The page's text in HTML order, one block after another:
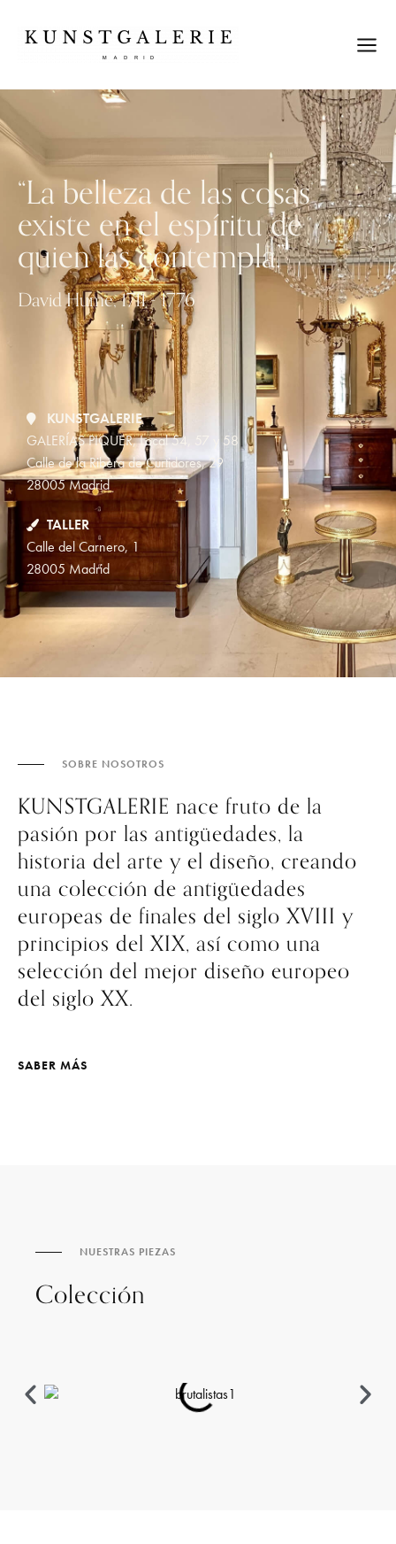
“La belleza de las cosas
existe en el espíritu de
quien las contempla.”
David Hume, 1711 - 1776
KUNSTGALERIE
GALERÍAS PIQUER, Local 54, 57 y 58
Calle de la Ribera de Curtidores, 29
28005 Madrid
TALLER
Calle del Carnero, 1
28005 Madrid
SOBRE NOSOTROS
KUNSTGALERIE nace fruto de la
pasión por las antigüedades, la
historia del arte y el diseño, creando
una colección de antigüedades
europeas de finales del siglo XVIII y
principios del XIX, así como una
selección del mejor diseño europeo
del siglo XX.
SABER MÁS
NUESTRAS PIEZAS
Colección